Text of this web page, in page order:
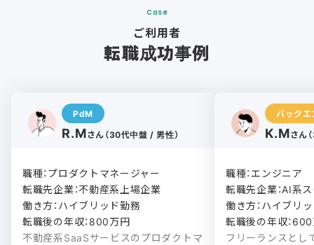
Case
ご利用者
転職成功事例
PdM
R.Mさん（30代中盤 / 男性）
職種：プロダクトマネージャー
転職先企業：不動産系上場企業
働き方：ハイブリッド勤務
転職後の年収：800万円
不動産系SaaSサービスのプロダクトマ
バック
K.Mさん
職種：エンジニア
転職先企業：AI系
働き方：ハイブリッ
転職後の年収：
フリーランスとし